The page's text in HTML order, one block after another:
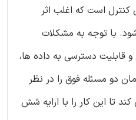
کنترل است که اغلب اثر
با توجه به مشکلات
قابلیت دسترسی به داده ها،
دو مسئله فوق را در نظر
تا این کار را با ارایه شش